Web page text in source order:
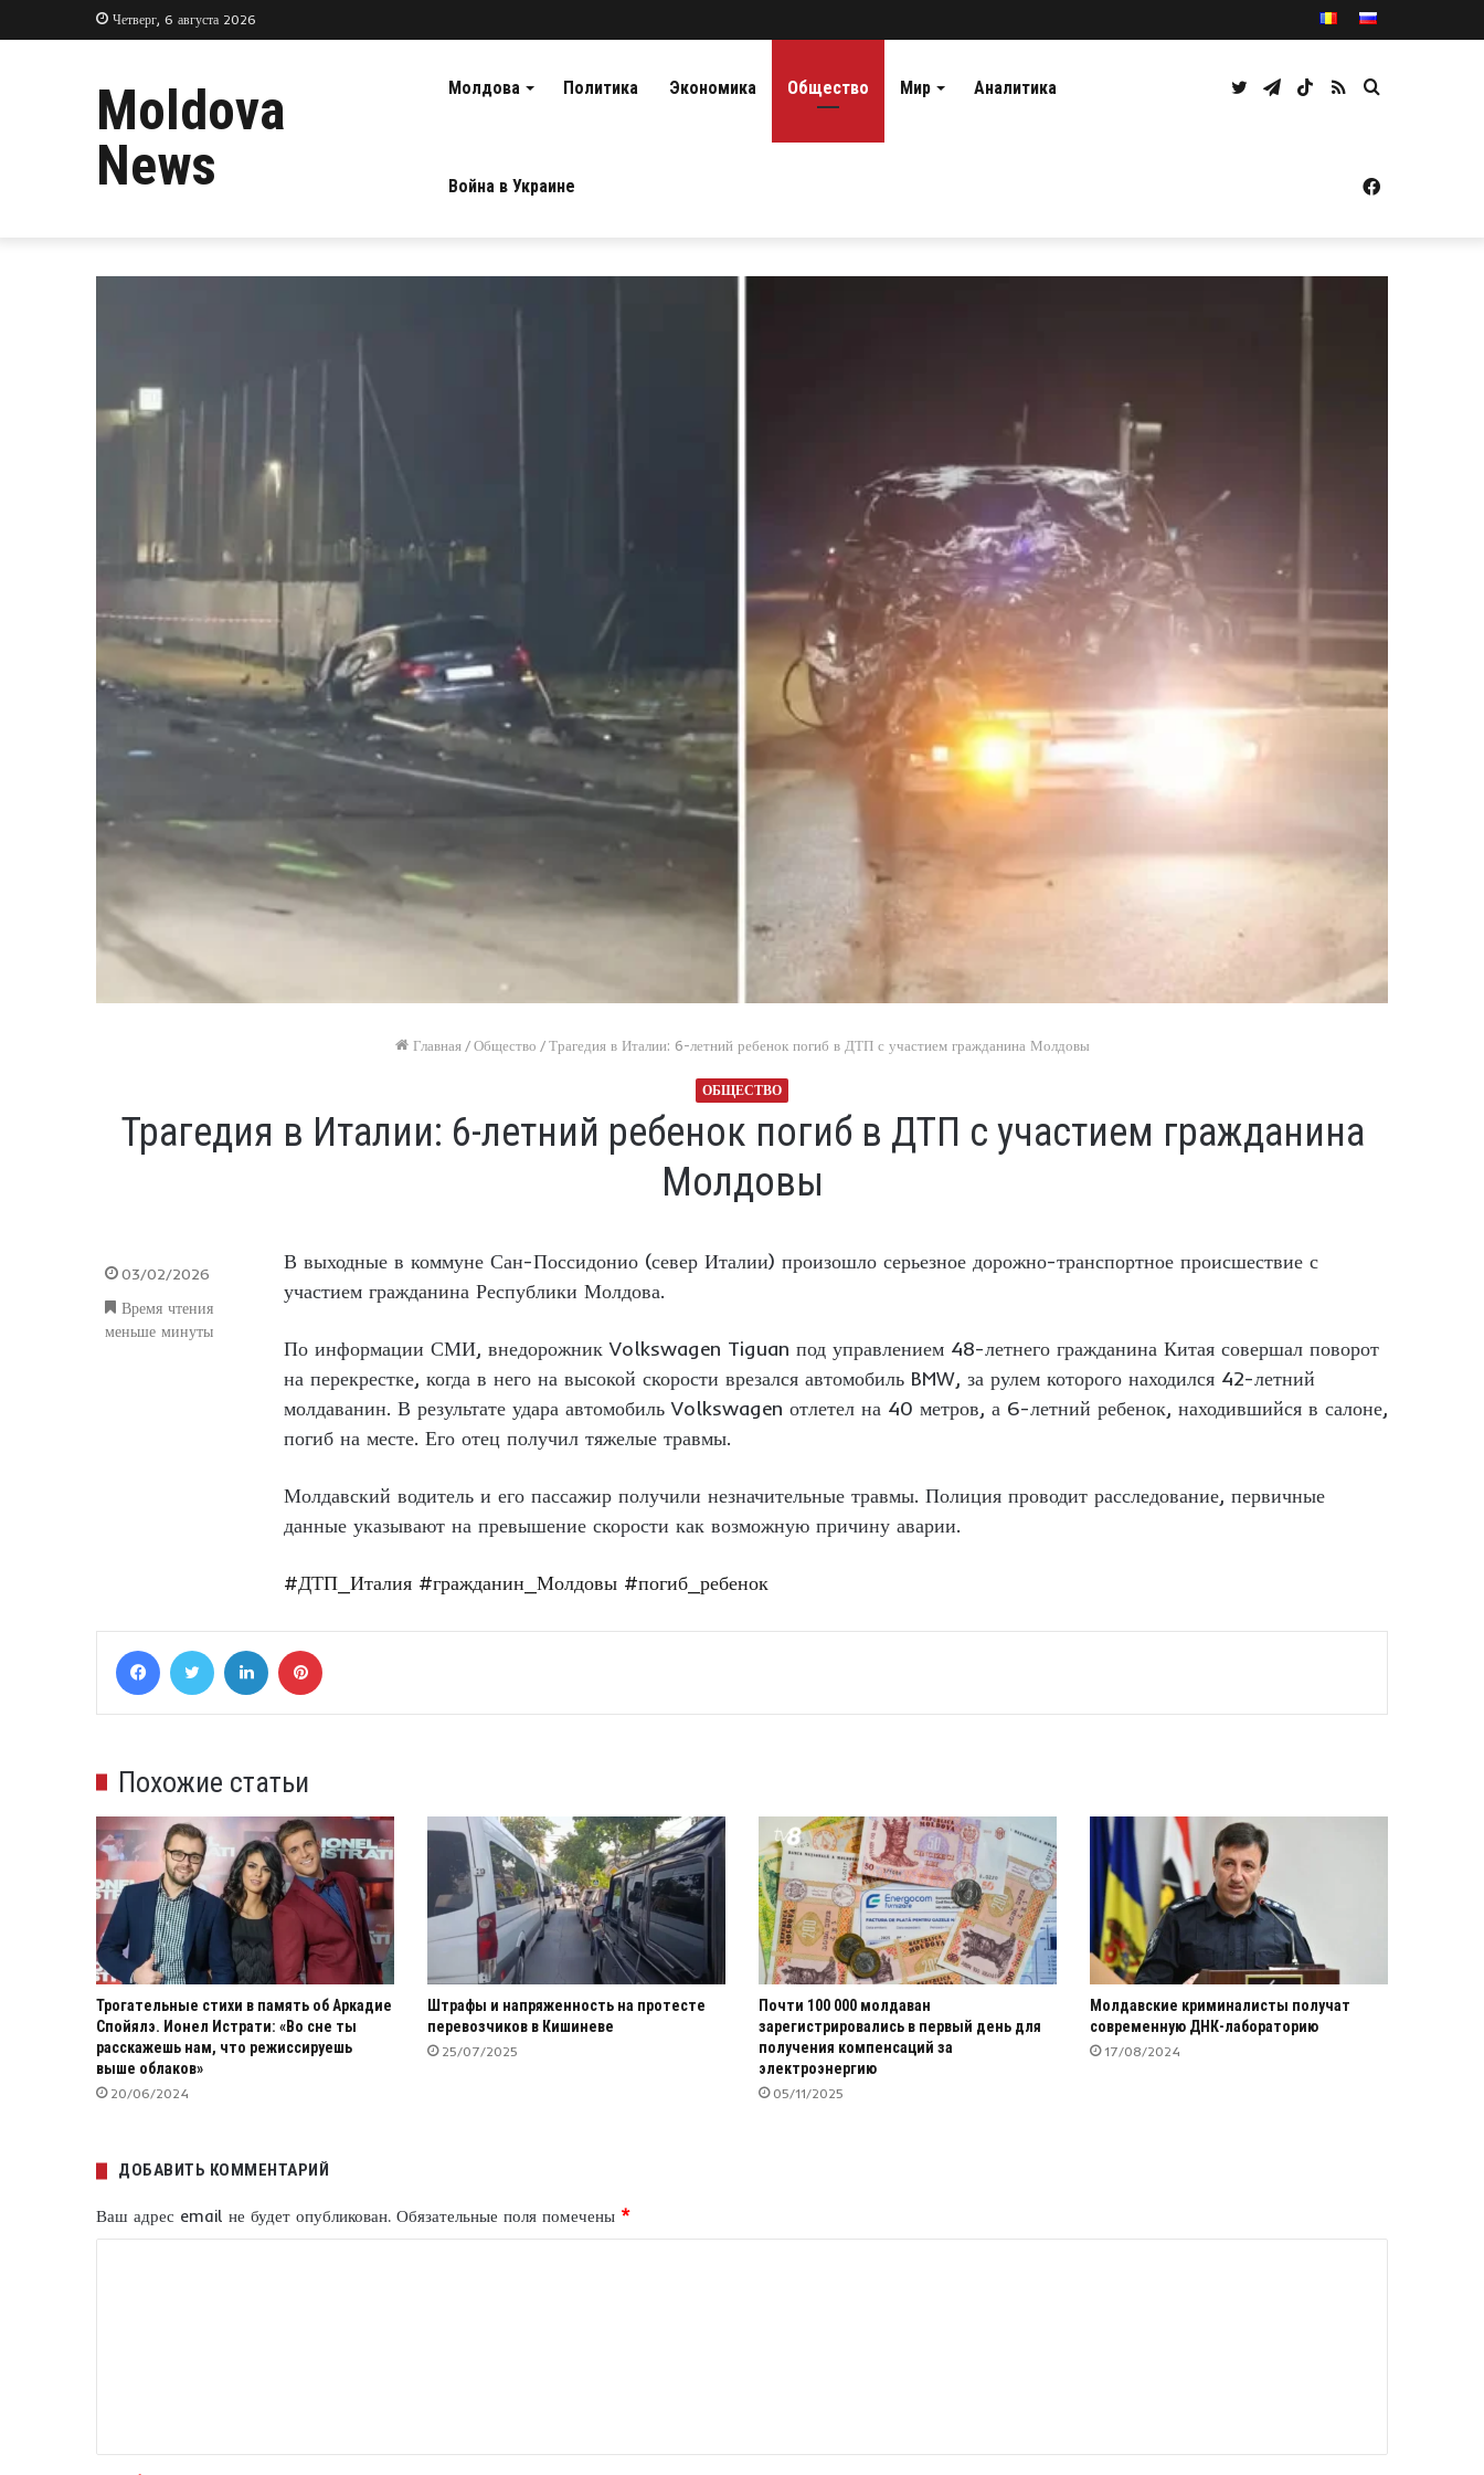
Четверг, 6 августа 2026
Moldova
News
Молдова Политика Экономика Общество Мир Аналитика
Война в Украине
Caută
RSS
TikTok
Telegram
Twitter
Facebook
Главная / Общество / Трагедия в Италии: 6-летний ребенок погиб в ДТП с участием гражданина Молдовы
ОБЩЕСТВО
Трагедия в Италии: 6-летний ребенок погиб в ДТП с участием гражданина
Молдовы
В выходные в коммуне Сан-Поссидонио (север Италии) произошло серьезное дорожно-транспортное происшествие с
участием гражданина Республики Молдова.
По информации СМИ, внедорожник Volkswagen Tiguan под управлением 48-летнего гражданина Китая совершал поворот
на перекрестке, когда в него на высокой скорости врезался автомобиль BMW, за рулем которого находился 42-летний
молдаванин. В результате удара автомобиль Volkswagen отлетел на 40 метров, а 6-летний ребенок, находившийся в салоне,
погиб на месте. Его отец получил тяжелые травмы.
Молдавский водитель и его пассажир получили незначительные травмы. Полиция проводит расследование, первичные
данные указывают на превышение скорости как возможную причину аварии.
#ДТП_Италия #гражданин_Молдовы #погиб_ребенок
03/02/2026
Время чтения
меньше минуты
FacebookTwitter LinkedIn
Похожие статьи
Трогательные стихи в память об Аркадие
Спойялэ. Ионел Истрати: «Во сне ты
расскажешь нам, что режиссируешь
выше облаков»
20/06/2024
Штрафы и напряженность на протесте
перевозчиков в Кишиневе
25/07/2025
Почти 100 000 молдаван
зарегистрировались в первый день для
получения компенсаций за
электроэнергию
05/11/2025
Молдавские криминалисты получат
современную ДНК-лабораторию
17/08/2024
ДОБАВИТЬ КОММЕНТАРИЙ
Ваш адрес email не будет опубликован. Обязательные поля помечены *
т